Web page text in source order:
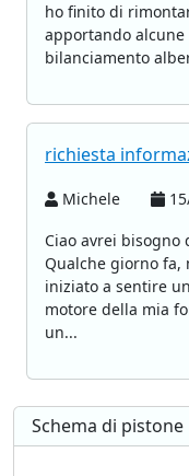
ho finito di
apportando
bilanciamento
richiesta
Michele
Ciao avrei bisogno
Qualche giorno
iniziato a sentire
motore della mia
un...
Schema di pistone